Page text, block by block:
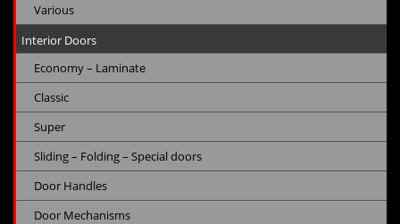
Various
Interior Doors
Economy – Laminate
Classic
Super
Sliding – Folding – Special doors
Door Handles
Door Mechanisms